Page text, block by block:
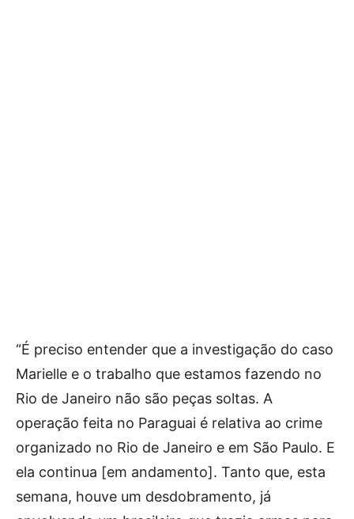
“É preciso entender que a investigação do caso
Marielle e o trabalho que estamos fazendo no
Rio de Janeiro não são peças soltas. A
operação feita no Paraguai é relativa ao crime
organizado no Rio de Janeiro e em São Paulo. E
ela continua [em andamento]. Tanto que, esta
semana, houve um desdobramento, já